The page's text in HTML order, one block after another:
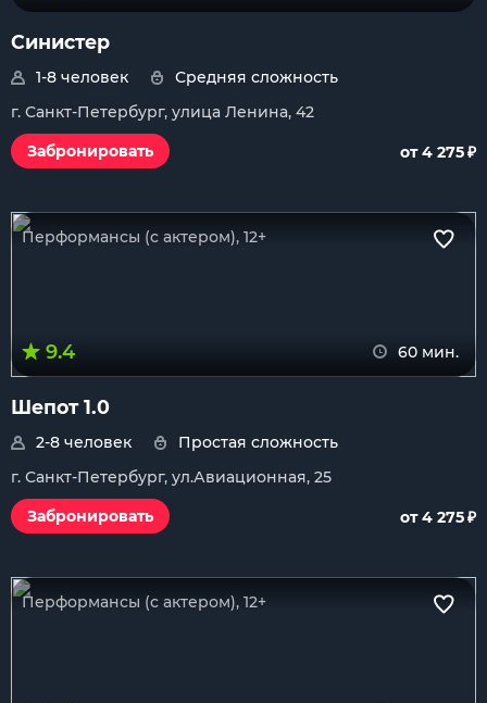
Синистер
1-8 человек
Средняя сложность
г. Санкт-Петербург, улица Ленина, 42
Забронировать
от 4 275₽
Перформансы (с актером), 12+
9.4 60 мин.
Шепот 1.0
2-8 человек
Простая сложность
г. Санкт-Петербург, ул.Авиационная, 25
Забронировать
от 4 275₽
Перформансы (с актером), 12+